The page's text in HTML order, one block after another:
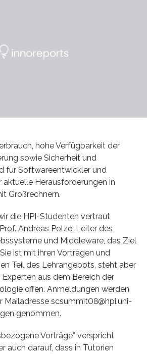
hohe Verfügbarkeit der
sowie Sicherheit und
für Softwareentwickler und
aktuelle Herausforderungen in
Großrechnern.
die HPI-Studenten vertraut
Andreas Polze, Leiter des
und Middleware, das Ziel
ist mit ihren Vorträgen und
Teil des Lehrangebots, steht aber
aus dem Bereich der
offen. Anmeldungen werden
Mailadresse scsummit08@hpi.uni-
genommen.
Vorträge” verspricht
auch darauf, dass in Tutorien